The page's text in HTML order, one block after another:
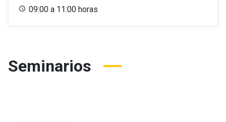
09:00 a 11:00 horas
Seminarios